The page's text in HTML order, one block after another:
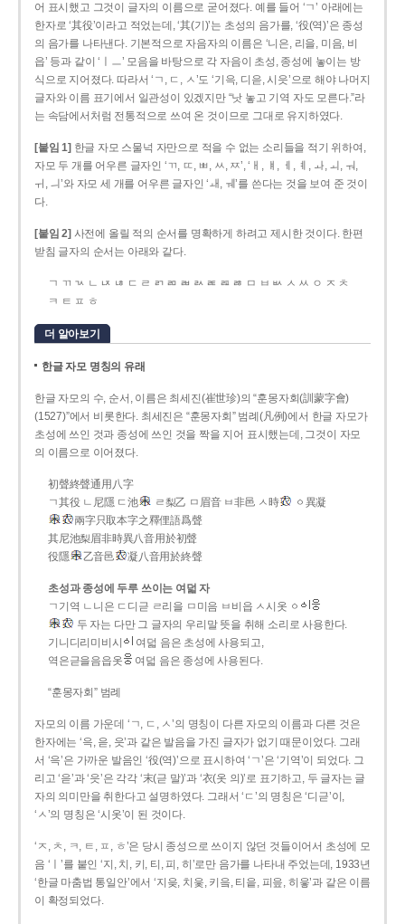
어 표시했고 그것이 글자의 이름으로 굳어졌다. 예를 들어 ‘ㄱ’ 아래에는
한자로 ‘其役’이라고 적었는데, ‘其(기)’는 초성의 음가를, ‘役(역)’은 종성
의 음가를 나타낸다. 기본적으로 자음자의 이름은 ‘니은, 리을, 미음, 비
읍’ 등과 같이 ‘ㅣㅡ’ 모음을 바탕으로 각 자음이 초성, 종성에 놓이는 방
식으로 지어졌다. 따라서 ‘ㄱ, ㄷ, ㅅ’도 ‘기윽, 디읃, 시읏’으로 해야 나머지
글자와 이름 표기에서 일관성이 있겠지만 “낫 놓고 기역 자도 모른다.”라
는 속담에서처럼 전통적으로 쓰여 온 것이므로 그대로 유지하였다.
[붙임 1] 한글 자모 스물넉 자만으로 적을 수 없는 소리들을 적기 위하여,
자모 두 개를 어우른 글자인 ‘ㄲ, ㄸ, ㅃ, ㅆ, ㅉ’, ‘ㅐ, ㅒ, ㅔ, ㅖ, ㅘ, ㅚ, ㅝ,
ㅟ, ㅢ’와 자모 세 개를 어우른 글자인 ‘ㅙ, ㅞ’를 쓴다는 것을 보여 준 것이
다.
[붙임 2] 사전에 올릴 적의 순서를 명확하게 하려고 제시한 것이다. 한편
받침 글자의 순서는 아래와 같다.
ㄱ ㄲ ㄳ ㄴ ㄵ ㄶ ㄷ ㄹ ㄺ ㄻ ㄼ ㄽ ㄾ ㄿ ㅀ ㅁ ㅂ ㅄ ㅅ ㅆ ㅇ ㅈ ㅊ
ㅋ ㅌ ㅍ ㅎ
더 알아보기
한글 자모 명칭의 유래
한글 자모의 수, 순서, 이름은 최세진(崔世珍)의 “훈몽자회(訓蒙字會)
(1527)”에서 비롯한다. 최세진은 “훈몽자회” 범례(凡例)에서 한글 자모가
초성에 쓰인 것과 종성에 쓰인 것을 짝을 지어 표시했는데, 그것이 자모
의 이름으로 이어졌다.
初聲終聲通用八字
ㄱ其役 ㄴ尼隱 ㄷ池
ㄹ梨乙 ㅁ眉音 ㅂ非邑 ㅅ時
ㆁ異凝
兩字只取本字之釋俚語爲聲
其尼池梨眉非時異八音用於初聲
役隱
乙音邑 凝八音用於終聲
초성과 종성에 두루 쓰이는 여덟 자
ㄱ기역 ㄴ니은 ㄷ디귿 ㄹ리을 ㅁ미음 ㅂ비읍 ㅅ시옷 ㆁ
두 자는 다만 그 글자의 우리말 뜻을 취해 소리로 사용한다.
기니디리미비시
여덟 음은 초성에 사용되고,
역은귿을음읍옷
여덟 음은 종성에 사용된다.
“훈몽자회” 범례
자모의 이름 가운데 ‘ㄱ, ㄷ, ㅅ’의 명칭이 다른 자모의 이름과 다른 것은
한자에는 ‘윽, 읃, 읏’과 같은 발음을 가진 글자가 없기 때문이었다. 그래
서 ‘윽’은 가까운 발음인 ‘役(역)’으로 표시하여 ‘ㄱ’은 ‘기역’이 되었다. 그
리고 ‘읃’과 ‘읏’은 각각 ‘末(귿 말)’과 ‘衣(옷 의)’로 표기하고, 두 글자는 글
자의 의미만을 취한다고 설명하였다. 그래서 ‘ㄷ’의 명칭은 ‘디귿’이,
‘ㅅ’의 명칭은 ‘시옷’이 된 것이다.
‘ㅈ, ㅊ, ㅋ, ㅌ, ㅍ, ㅎ’은 당시 종성으로 쓰이지 않던 것들이어서 초성에 모
음 ‘ㅣ’를 붙인 ‘지, 치, 키, 티, 피, 히’로만 음가를 나타내 주었는데, 1933년
‘한글 마춤법 통일안’에서 ‘지읒, 치읓, 키읔, 티읕, 피읖, 히읗’과 같은 이름
이 확정되었다.